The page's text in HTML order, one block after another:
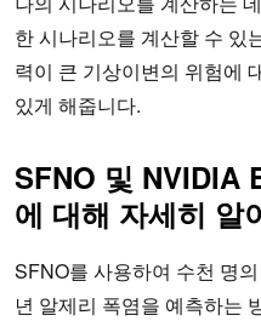
한 시나리오를 계산할 수 있
력이 큰 기상이변의 위험에
있게 해줍니다.
SFNO 및 NVIDIA
에 대해 자세히 알
SFNO를 사용하여 수천 명
년 알제리 폭염을 예측하는